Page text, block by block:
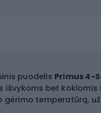
puodelis Primus 4-
išvykoms bet
gėrimo temperatūrą,